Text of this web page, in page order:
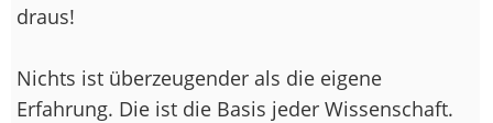
draus!
Nichts ist überzeugender als die eigene
Erfahrung. Die ist die Basis jeder Wissenschaft.